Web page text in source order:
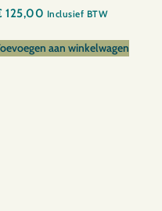
125,00 Inclusief BTW
aan winkelwagen